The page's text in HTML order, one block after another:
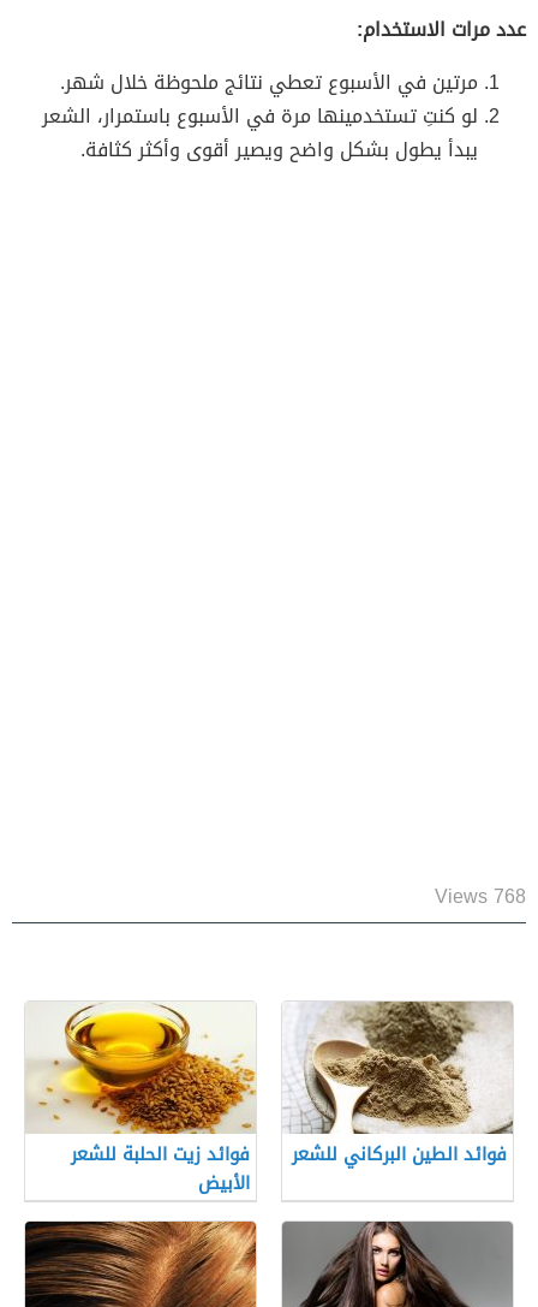
عدد مرات الاستخدام:
مرتين في الأسبوع تعطي نتائج ملحوظة خلال شهر.
لو كنتِ تستخدمينها مرة في الأسبوع باستمرار، الشعر
يبدأ يطول بشكل واضح ويصير أقوى وأكثر كثافة.
768 Views
فوائد الطين البركاني للشعر
فوائد زيت الحلبة للشعر
الأبيض